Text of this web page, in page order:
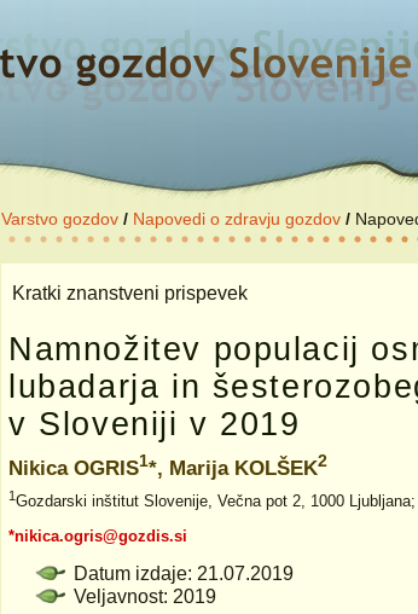
Varstvo gozdov / Napovedi o zdravju gozdov /
Kratki znanstveni prispevek
Namnožitev populacij
lubadarja in
v Sloveniji v 2019
Nikica OGRIS1*, Marija KOLŠEK2
1Gozdarski inštitut Slovenije, Večna pot 2, 1000 Ljubljana;
*nikica.ogris@gozdis.si
Datum izdaje: 21.07.2019
Veljavnost: 2019